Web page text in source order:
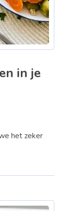
in je
het zeker